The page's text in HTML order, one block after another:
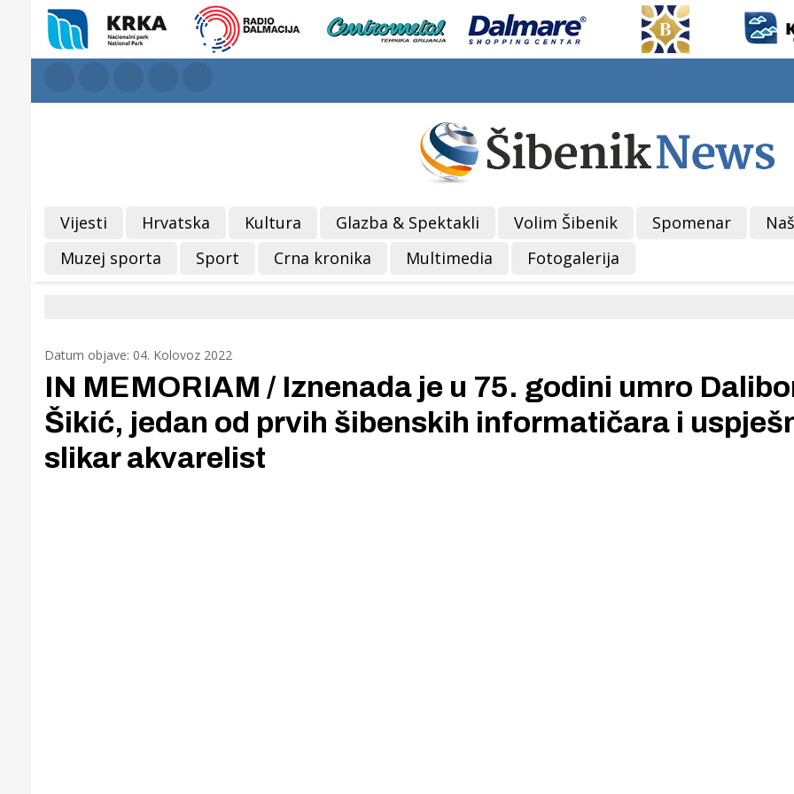
Vijesti Hrvatska Kultura Glazba & Spektakli Volim Šibenik Spomenar
Muzej sporta
Sport Crna kronika Multimedia Fotogalerija
Datum objave: 04. Kolovoz 2022
IN MEMORIAM / Iznenada je u 75. godini umro
Šikić, jedan od prvih šibenskih informatičara i
slikar akvarelist